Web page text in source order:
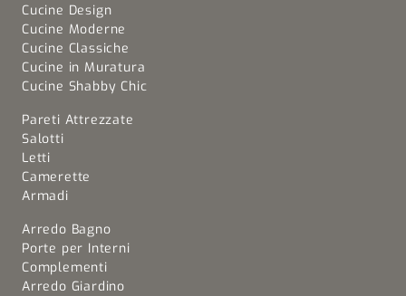
Cucine Design
Cucine Moderne
Cucine Classiche
Cucine in Muratura
Cucine Shabby Chic
Pareti Attrezzate
Salotti
Letti
Camerette
Armadi
Arredo Bagno
Porte per Interni
Complementi
Arredo Giardino